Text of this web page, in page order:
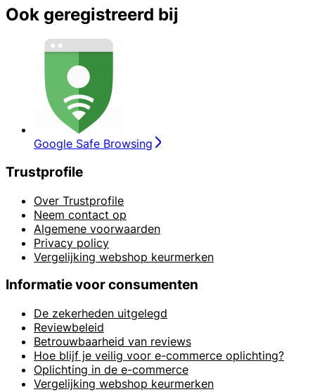
Ook geregistreerd bij
Google Safe Browsing
Trustprofile
Over Trustprofile
Neem contact op
Algemene voorwaarden
Privacy policy
Vergelijking webshop keurmerken
Informatie voor consumenten
De zekerheden uitgelegd
Reviewbeleid
Betrouwbaarheid van reviews
Hoe blijf je veilig voor e-commerce oplichting?
Oplichting in de e-commerce
Vergelijking webshop keurmerken